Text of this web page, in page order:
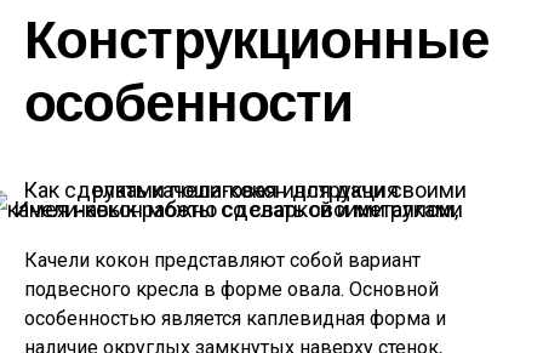
Конструкционные
особенности
Имея навык работы со сваркой и металлом, качели-кокон можно сделать своими руками
Качели кокон представляют собой вариант
подвесного кресла в форме овала. Основной
особенностью является каплевидная форма и
наличие округлых замкнутых наверху стенок,